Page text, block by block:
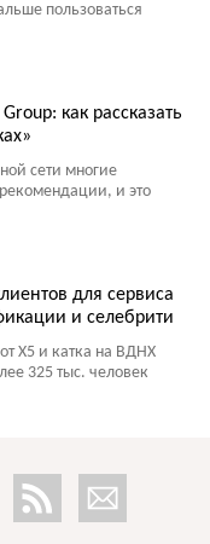
пользоваться
как рассказать
сети многие
и это
для сервиса
и селебрити
X5 и катка на ВДНХ
325 тыс. человек